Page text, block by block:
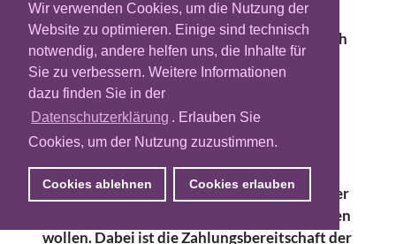
Wir verwenden Cookies, um die Nutzung der
Website zu optimieren. Einige sind technisch
notwendig, andere helfen uns, die Inhalte für
Sie zu verbessern. Weitere Informationen
dazu finden Sie in der
Datenschutzerklärung . Erlauben Sie
Cookies, um der Nutzung zuzustimmen.
Cookies ablehnen Cookies erlauben
Der Konsum von Bewegtbildinhalten hat sich
in den vergangenen Jahren stark verändert
und immer mehr ins Digitale verschoben.
deutschen Haushalten geworden. Die
zahlreichen Streaming-Anbieter sorgen
jedoch gleichzeitig für eine Fragmentierung
des Markts. Konsumenten haben die Qual der
Wahl, welche Dienste sie in Anspruch nehmen
wollen. Dabei ist die Zahlungsbereitschaft der